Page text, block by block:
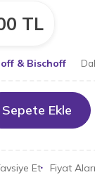
TL
& Bischoff
Sepete Ekle
Et Fiyat